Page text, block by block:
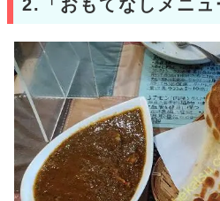
2.「おもてなしメニ